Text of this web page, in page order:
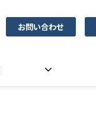
お問い合わせ